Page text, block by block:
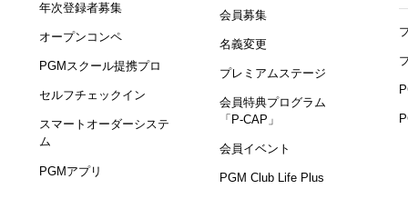
年次登録者募集
オープンコンペ
PGMスクール提携プロ
セルフチェックイン
スマートオーダーシステ
ム
PGMアプリ
会員募集
名義変更
プレミアムステージ
会員特典プログラム
「P-CAP」
会員イベント
PGM Club Life Plus